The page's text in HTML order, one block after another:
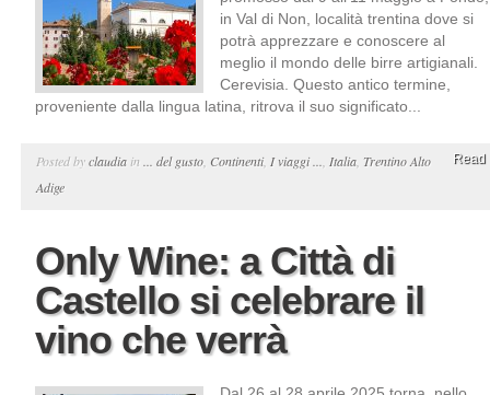
in Val di Non, località trentina dove si
potrà apprezzare e conoscere al
meglio il mondo delle birre artigianali.
Cerevisia. Questo antico termine,
proveniente dalla lingua latina, ritrova il suo significato...
Posted byclaudia in ... del gusto Continenti, I viaggi ... Italia Trentino Alto
Adige
Read
Only Wine: a Città di
Castello si celebrare il
vino che verrà